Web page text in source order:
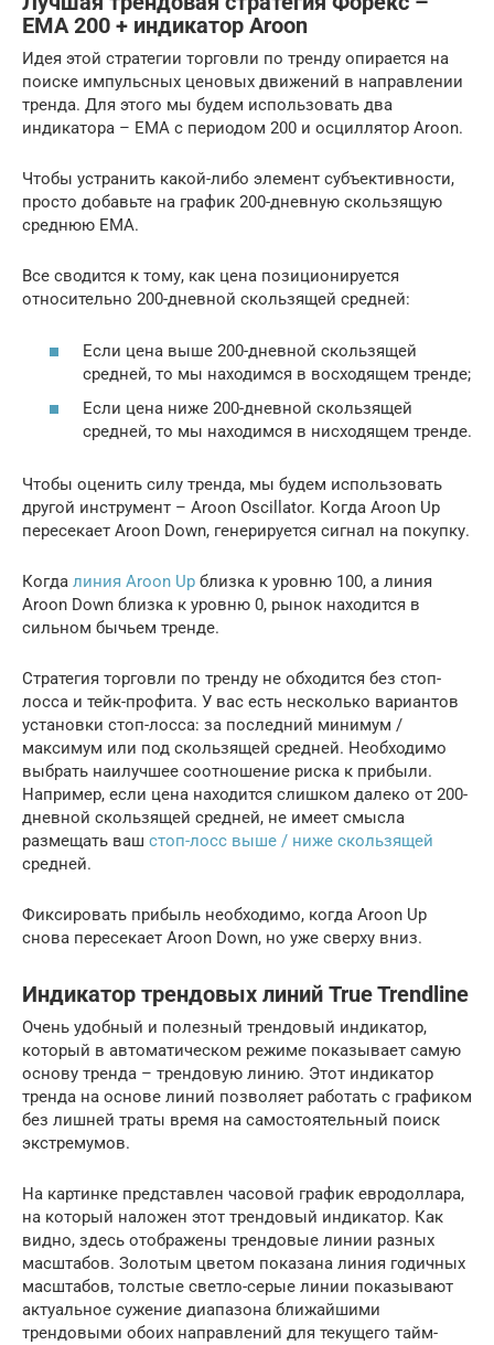
EMA 200 + индикатор Aroon
Идея этой стратегии торговли по тренду опирается на
поиске импульсных ценовых движений в направлении
тренда. Для этого мы будем использовать два
индикатора – EMA с периодом 200 и осциллятор Aroon.
Чтобы устранить какой-либо элемент субъективности,
просто добавьте на график 200-дневную скользящую
среднюю EMA.
Все сводится к тому, как цена позиционируется
относительно 200-дневной скользящей средней:
Если цена выше 200-дневной скользящей
средней, то мы находимся в восходящем тренде;
Если цена ниже 200-дневной скользящей
средней, то мы находимся в нисходящем тренде.
Чтобы оценить силу тренда, мы будем использовать
другой инструмент – Aroon Oscillator. Когда Aroon Up
пересекает Aroon Down, генерируется сигнал на покупку.
Когда линия Aroon Up близка к уровню 100, а линия
Aroon Down близка к уровню 0, рынок находится в
сильном бычьем тренде.
Стратегия торговли по тренду не обходится без стоп-
лосса и тейк-профита. У вас есть несколько вариантов
установки стоп-лосса: за последний минимум /
максимум или под скользящей средней. Необходимо
выбрать наилучшее соотношение риска к прибыли.
Например, если цена находится слишком далеко от 200-
дневной скользящей средней, не имеет смысла
размещать ваш стоп-лосс выше / ниже скользящей
средней.
Фиксировать прибыль необходимо, когда Aroon Up
снова пересекает Aroon Down, но уже сверху вниз.
Индикатор трендовых линий True Trendline
Очень удобный и полезный трендовый индикатор,
который в автоматическом режиме показывает самую
основу тренда – трендовую линию. Этот индикатор
тренда на основе линий позволяет работать с графиком
без лишней траты время на самостоятельный поиск
экстремумов.
На картинке представлен часовой график евродоллара,
на который наложен этот трендовый индикатор. Как
видно, здесь отображены трендовые линии разных
масштабов. Золотым цветом показана линия годичных
масштабов, толстые светло-серые линии показывают
актуальное сужение диапазона ближайшими
трендовыми обоих направлений для текущего тайм-